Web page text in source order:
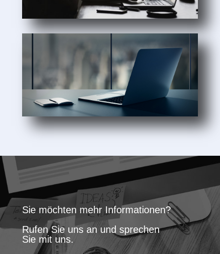
Sie möchten mehr Informationen?
Rufen Sie uns an und sprechen
Sie mit uns.